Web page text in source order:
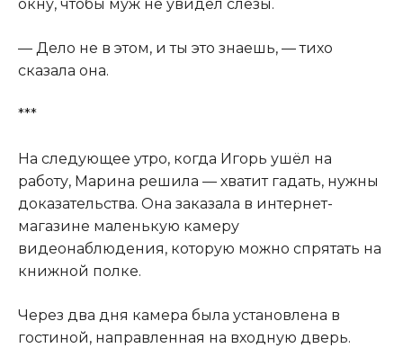
окну, чтобы муж не увидел слёзы.
— Дело не в этом, и ты это знаешь, — тихо
сказала она.
***
На следующее утро, когда Игорь ушёл на
работу, Марина решила — хватит гадать, нужны
доказательства. Она заказала в интернет-
магазине маленькую камеру
видеонаблюдения, которую можно спрятать на
книжной полке.
Через два дня камера была установлена в
гостиной, направленная на входную дверь.